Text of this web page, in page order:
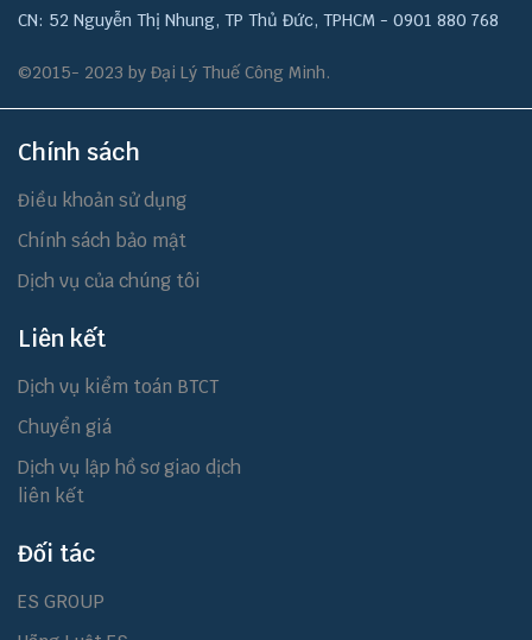
CN: 52 Nguyễn Thị Nhung, TP Thủ Đức, TPHCM - 0901 880 768
©2015- 2023 by Đại Lý Thuế Công Minh.
Chính sách
Điều khoản sử dụng
Chính sách bảo mật
Dịch vụ của chúng tôi
Liên kết
Dịch vụ kiểm toán BTCT
Chuyển giá
Dịch vụ lập hồ sơ giao dịch
liên kết
Đối tác
ES GROUP